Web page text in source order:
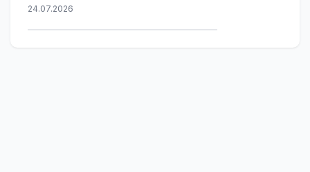
24.07.2026